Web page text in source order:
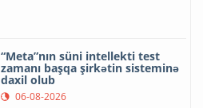
“Meta”nın süni intellekti test
zamanı başqa şirkətin sisteminə
daxil olub
06-08-2026